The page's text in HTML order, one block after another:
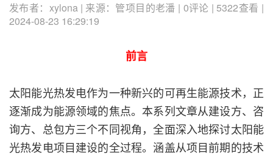
发布者：xylona | 来源：管项目的老潘 | 0评论 | 5322查看 |
2024-08-23 16:29:19
前言
太阳能光热发电作为一种新兴的可再生能源技术，正
逐渐成为能源领域的焦点。本系列文章从建设方、咨
询方、总包方三个不同视角，全面深入地探讨太阳能
光热发电项目建设的全过程。涵盖从项目前期的技术